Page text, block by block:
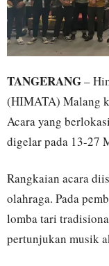
TANGERANG–
(HIMATA) Malang
Acara yang
digelar pada 13-27
Rangkaian acara
olahraga. Pada
lomba tari
pertunjukan musik